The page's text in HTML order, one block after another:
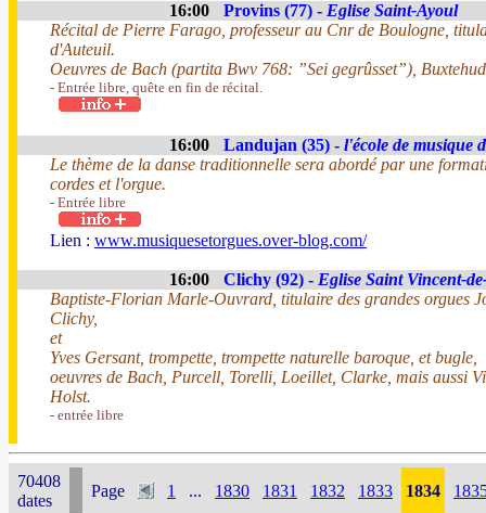
16:00 Provins (77) - Eglise Saint-Ayoul
Récital de Pierre Farago, professeur au Cnr de Boulogne,
d'Auteuil.
Oeuvres de Bach (partita Bwv 768: ”Sei gegrûsset”),
- Entrée libre, quête en fin de récital.
16:00 Landujan (35) - l'école de musique
Le thème de la danse traditionnelle sera abordé par une
cordes et l'orgue.
- Entrée libre
Lien : www.musiquesetorgues.over-blog.com/
16:00 Clichy (92) - Eglise Saint Vincent-
Baptiste-Florian Marle-Ouvrard, titulaire des grandes orgues
Clichy,
et
Yves Gersant, trompette, trompette naturelle baroque, et bugle,
oeuvres de Bach, Purcell, Torelli, Loeillet, Clarke, mais aussi
Holst.
- entrée libre
70408
dates
Page 1 ... 1830 1831 1832 1833 1834